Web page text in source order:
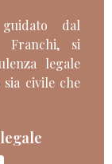
dal
Franchi, si
legale
civile che